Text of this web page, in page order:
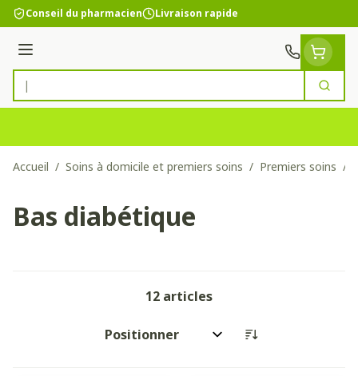
Aller au contenu
Conseil du pharmacien Livraison rapide
Menu
Rechercher
Accueil / Soins à domicile et premiers soins / Premiers soins /
Bas diabétique
12 articles
Trier par: